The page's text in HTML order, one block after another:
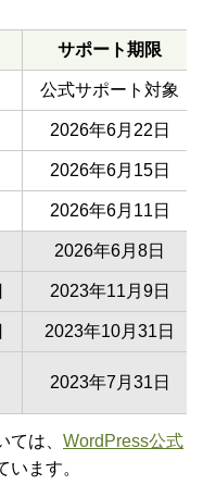
サポート期限
公式サポート対象
2026年6月22日
2026年6月15日
2026年6月11日
2026年6月8日
2023年11月9日
2023年10月31日
2023年7月31日
は、 WordPress公式
います。